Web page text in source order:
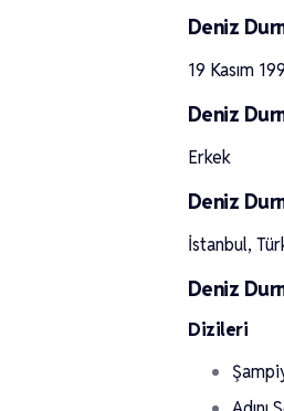
Deniz
19 Kasım
Deniz
Erkek
Deniz
İstanbul,
Deniz
Dizileri